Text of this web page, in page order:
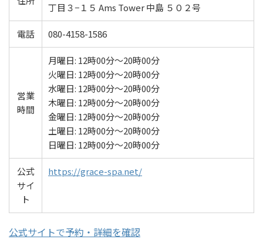
丁目３−１５ Ams Tower 中島 ５０２号
電話 080-4158-1586
営業
時間
月曜日: 12時00分～20時00分
火曜日: 12時00分～20時00分
水曜日: 12時00分～20時00分
木曜日: 12時00分～20時00分
金曜日: 12時00分～20時00分
土曜日: 12時00分～20時00分
日曜日: 12時00分～20時00分
公式
サイ
ト
https://grace-spa.net/
公式サイトで予約・詳細を確認